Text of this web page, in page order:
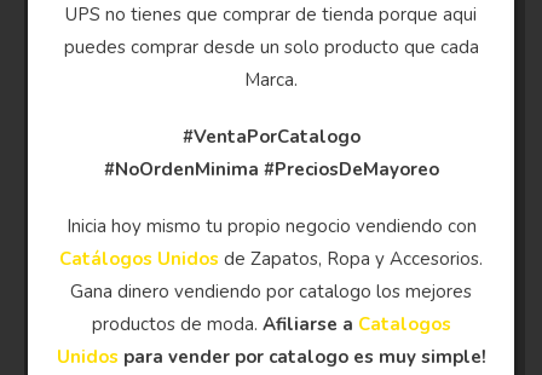
UPS no tienes que comprar de tienda porque aqui
puedes comprar desde un solo producto que cada
Marca.
#VentaPorCatalogo
#NoOrdenMinima #PreciosDeMayoreo
Inicia hoy mismo tu propio negocio vendiendo con
Catálogos Unidos de Zapatos, Ropa y Accesorios.
Gana dinero vendiendo por catalogo los mejores
productos de moda. Afiliarse a Catalogos
Unidos para vender por catalogo es muy simple!